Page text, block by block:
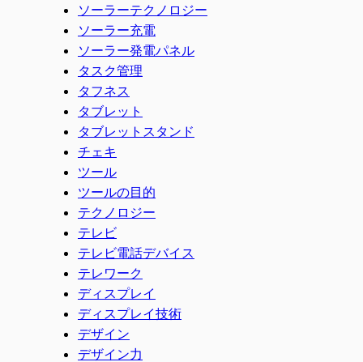
ソーラーテクノロジー
ソーラー充電
ソーラー発電パネル
タスク管理
タフネス
タブレット
タブレットスタンド
チェキ
ツール
ツールの目的
テクノロジー
テレビ
テレビ電話デバイス
テレワーク
ディスプレイ
ディスプレイ技術
デザイン
デザイン力